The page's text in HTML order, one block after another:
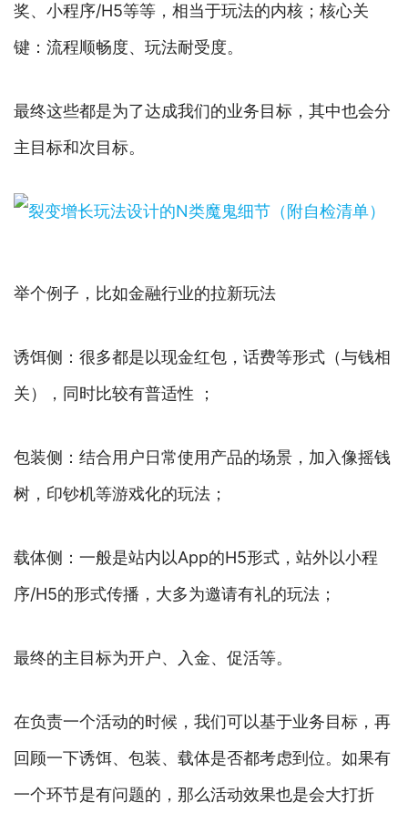
奖、小程序/H5等等，相当于玩法的内核；核心关
键：流程顺畅度、玩法耐受度。
最终这些都是为了达成我们的业务目标，其中也会分
主目标和次目标。
举个例子，比如金融行业的拉新玩法
诱饵侧：很多都是以现金红包，话费等形式（与钱相
关），同时比较有普适性 ；
包装侧：结合用户日常使用产品的场景，加入像摇钱
树，印钞机等游戏化的玩法；
载体侧：一般是站内以App的H5形式，站外以小程
序/H5的形式传播，大多为邀请有礼的玩法；
最终的主目标为开户、入金、促活等。
在负责一个活动的时候，我们可以基于业务目标，再
回顾一下诱饵、包装、载体是否都考虑到位。如果有
一个环节是有问题的，那么活动效果也是会大打折